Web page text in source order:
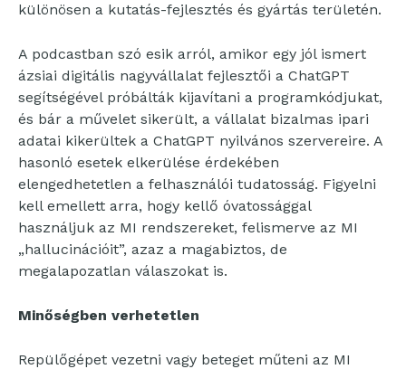
különösen a kutatás-fejlesztés és gyártás területén.
A podcastban szó esik arról, amikor egy jól ismert
ázsiai digitális nagyvállalat fejlesztői a ChatGPT
segítségével próbálták kijavítani a programkódjukat,
és bár a művelet sikerült, a vállalat bizalmas ipari
adatai kikerültek a ChatGPT nyilvános szervereire. A
hasonló esetek elkerülése érdekében
elengedhetetlen a felhasználói tudatosság. Figyelni
kell emellett arra, hogy kellő óvatossággal
használjuk az MI rendszereket, felismerve az MI
„hallucinációit”, azaz a magabiztos, de
megalapozatlan válaszokat is.
Minőségben verhetetlen
Repülőgépet vezetni vagy beteget műteni az MI